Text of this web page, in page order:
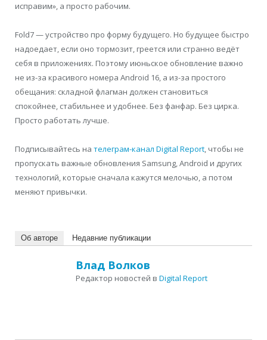
исправим», а просто рабочим.
Fold7 — устройство про форму будущего. Но будущее быстро
надоедает, если оно тормозит, греется или странно ведёт
себя в приложениях. Поэтому июньское обновление важно
не из-за красивого номера Android 16, а из-за простого
обещания: складной флагман должен становиться
спокойнее, стабильнее и удобнее. Без фанфар. Без цирка.
Просто работать лучше.
Подписывайтесь на телеграм-канал Digital Report, чтобы не
пропускать важные обновления Samsung, Android и других
технологий, которые сначала кажутся мелочью, а потом
меняют привычки.
Об авторе Недавние публикации
Влад Волков
Редактор новостей в Digital Report